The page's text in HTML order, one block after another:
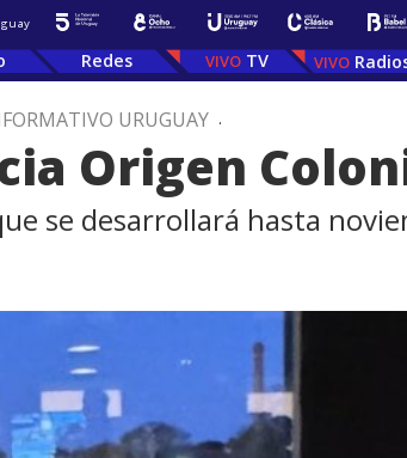
Redes TV
URUGUAY .
Origen
se desarrollará hasta